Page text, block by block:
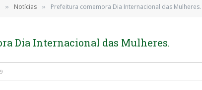
» Notícias » Prefeitura comemora Dia Internacional das Mulheres.
Dia Internacional das Mulheres.